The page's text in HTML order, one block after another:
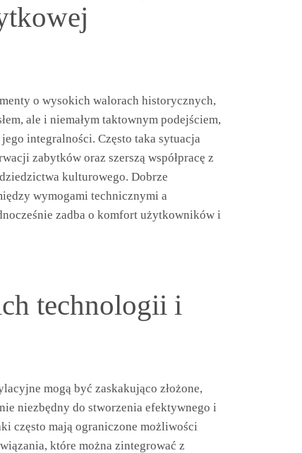
o wysokich walorach historycznych,
ale i niemałym taktownym podejściem,
integralności. Często taka sytuacja
zabytków oraz szerszą współpracę z
kulturowego. Dobrze
wymogami technicznymi a
zadba o komfort użytkowników i
technologii i
mogą być zaskakująco złożone,
niezbędny do stworzenia efektywnego i
często mają ograniczone możliwości
które można zintegrować z